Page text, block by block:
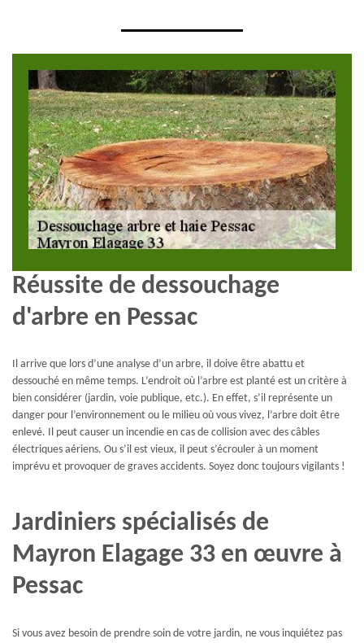
Réussite de dessouchage
d'arbre en Pessac
Il arrive que lors d’une analyse d’un arbre, il doive être abattu et
dessouché en même temps. L’endroit où l’arbre est planté est un critère à
bien considérer (jardin, voie publique, etc.). En effet, s’il représente un
danger pour l’environnement ou le milieu où vous vivez, l’arbre doit être
enlevé. Il peut causer un incendie en cas de collision avec des câbles
électriques aériens. Ou s’il est vieux, il peut s’écrouler à un moment
imprévu et provoquer de graves accidents. Soyez donc toujours vigilants !
Jardiniers spécialisés de
Mayron Elagage 33 en œuvre à
Pessac
Si vous avez besoin de prendre soin de votre jardin, ne vous inquiétez pas